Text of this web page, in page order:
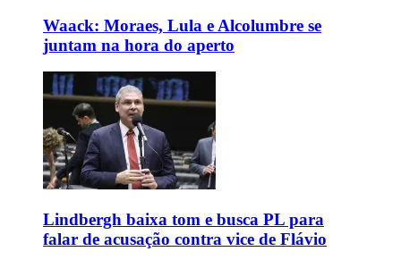
Waack: Moraes, Lula e Alcolumbre se
juntam na hora do aperto
Lindbergh baixa tom e busca PL para
falar de acusação contra vice de Flávio